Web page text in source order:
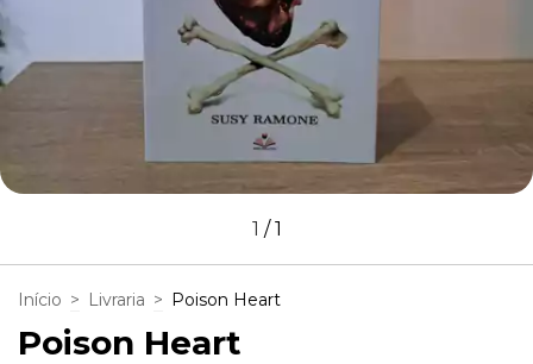
1 /1
Início > Livraria > Poison Heart
Poison Heart